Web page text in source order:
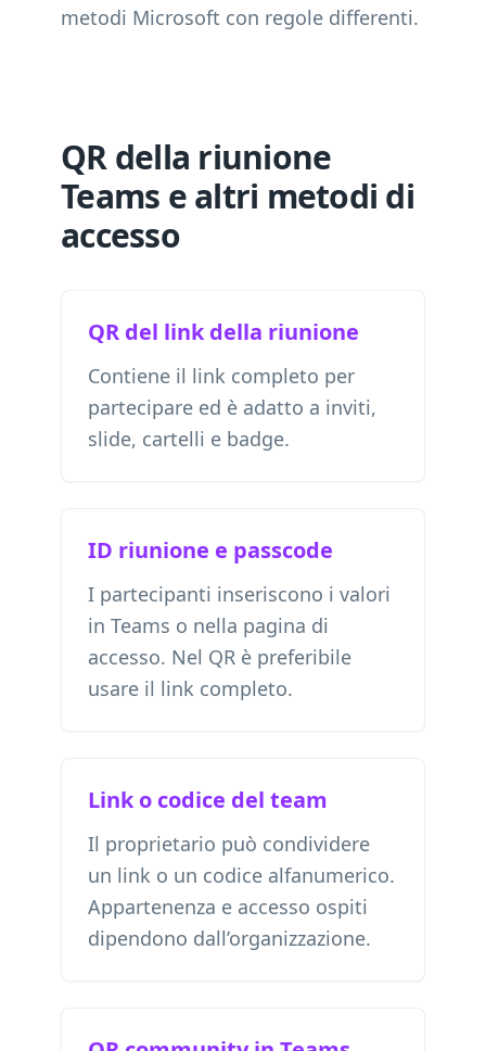
metodi Microsoft con regole differenti.
QR della riunione
Teams e altri metodi di
accesso
QR del link della riunione
Contiene il link completo per
partecipare ed è adatto a inviti,
slide, cartelli e badge.
ID riunione e passcode
I partecipanti inseriscono i valori
in Teams o nella pagina di
accesso. Nel QR è preferibile
usare il link completo.
Link o codice del team
Il proprietario può condividere
un link o un codice alfanumerico.
Appartenenza e accesso ospiti
dipendono dall’organizzazione.